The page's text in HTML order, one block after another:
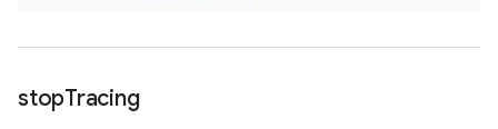
stopTracing